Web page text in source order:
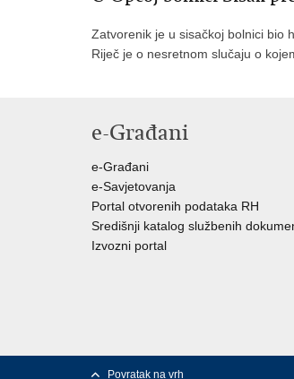
Zatvorenik je u sisačkoj bolnici bio
Riječ je o nesretnom slučaju o
e-Građani
e-Građani
e-Savjetovanja
Portal otvorenih podataka RH
Središnji katalog službenih
Izvozni portal
Povratak na vrh